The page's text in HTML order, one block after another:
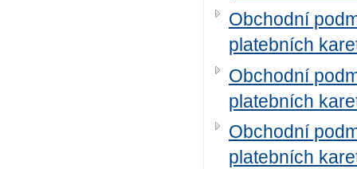
Obchodní
platebních
Obchodní
platebních
Obchodní
platebních